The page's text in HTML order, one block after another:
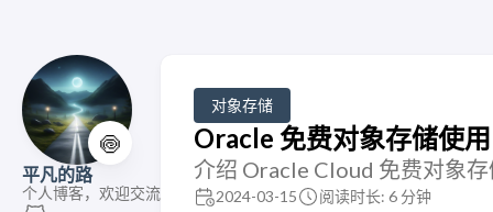
🍥
平凡的路
个人博客，欢迎交流
对象存储
Oracle 免费对象存储使
介绍 Oracle Cloud 免费对象
2024-03-15 阅读时长: 6 分钟